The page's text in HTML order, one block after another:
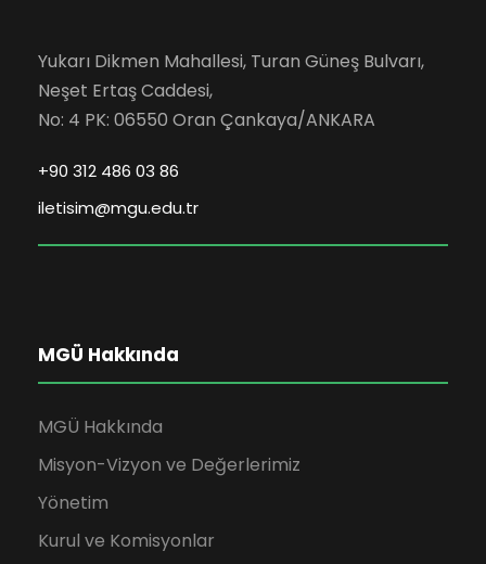
Yukarı Dikmen Mahallesi, Turan Güneş Bulvarı,
Neşet Ertaş Caddesi,
No: 4 PK: 06550 Oran Çankaya/ANKARA
+90 312 486 03 86
iletisim@mgu.edu.tr
MGÜ Hakkında
MGÜ Hakkında
Misyon-Vizyon ve Değerlerimiz
Yönetim
Kurul ve Komisyonlar